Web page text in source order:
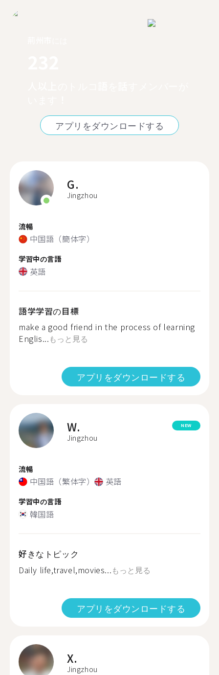
アプリをダウンロードする
G.
Jingzhou
流暢
中国語（簡体字）
学習中の言語
英語
語学学習の目標
make a good friend in the process of learning
Englis...もっと見る
アプリをダウンロードする
W.
Jingzhou
NEW
流暢
中国語（繁体字） 英語
学習中の言語
韓国語
好きなトピック
Daily life,travel,movies...もっと見る
アプリをダウンロードする
X.
Jingzhou